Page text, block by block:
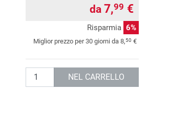
da 7,99 €
Risparmia 6%
Miglior prezzo per 30 giorni da 8,50 €
Quantità NEL CARRELLO